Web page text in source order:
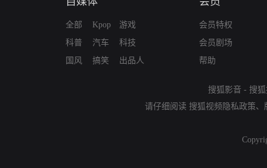
全部
科普
国风
Kpop
汽车
搞笑
游戏
科技
出品人
会员特权
会员剧场
帮助
搜狐影音 - 搜
请仔细阅读 搜狐视频隐私政策、